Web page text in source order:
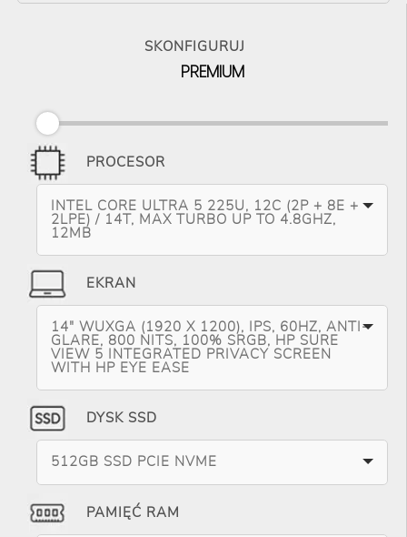
SKONFIGURUJ
PREMIUM
PROCESOR
INTEL CORE ULTRA 5 225U, 12C (2P + 8E +
2LPE) / 14T, MAX TURBO UP TO 4.8GHZ,
12MB
EKRAN
14" WUXGA (1920 X 1200), IPS, 60HZ, ANTI-
GLARE, 800 NITS, 100% SRGB, HP SURE
VIEW 5 INTEGRATED PRIVACY SCREEN
WITH HP EYE EASE
DYSK SSD
512GB SSD PCIE NVME
PAMIĘĆ RAM